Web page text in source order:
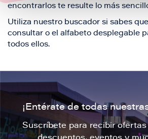
encontrarlos te resulte lo más
Utiliza nuestro buscador si sabes
consultar o el alfabeto desplegable
todos ellos.
¡Entérate de todas
Suscríbete para recibir ofertas